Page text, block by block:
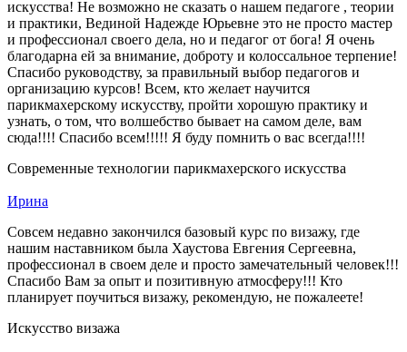
искусства! Не возможно не сказать о нашем педагоге , теории
и практики, Вединой Надежде Юрьевне это не просто мастер
и профессионал своего дела, но и педагог от бога! Я очень
благодарна ей за внимание, доброту и колоссальное терпение!
Спасибо руководству, за правильный выбор педагогов и
организацию курсов! Всем, кто желает научится
парикмахерскому искусству, пройти хорошую практику и
узнать, о том, что волшебство бывает на самом деле, вам
сюда!!!! Спасибо всем!!!!! Я буду помнить о вас всегда!!!!
Современные технологии парикмахерского искусства
Ирина
Совсем недавно закончился базовый курс по визажу, где
нашим наставником была Хаустова Евгения Сергеевна,
профессионал в своем деле и просто замечательный человек!!!
Спасибо Вам за опыт и позитивную атмосферу!!! Кто
планирует поучиться визажу, рекомендую, не пожалеете!
Искусство визажа